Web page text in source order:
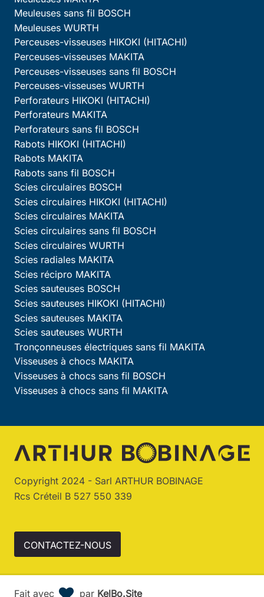
Meuleuses sans fil BOSCH
Meuleuses WURTH
Perceuses-visseuses HIKOKI (HITACHI)
Perceuses-visseuses MAKITA
Perceuses-visseuses sans fil BOSCH
Perceuses-visseuses WURTH
Perforateurs HIKOKI (HITACHI)
Perforateurs MAKITA
Perforateurs sans fil BOSCH
Rabots HIKOKI (HITACHI)
Rabots MAKITA
Rabots sans fil BOSCH
Scies circulaires BOSCH
Scies circulaires HIKOKI (HITACHI)
Scies circulaires MAKITA
Scies circulaires sans fil BOSCH
Scies circulaires WURTH
Scies radiales MAKITA
Scies récipro MAKITA
Scies sauteuses BOSCH
Scies sauteuses HIKOKI (HITACHI)
Scies sauteuses MAKITA
Scies sauteuses WURTH
Tronçonneuses électriques sans fil MAKITA
Visseuses à chocs MAKITA
Visseuses à chocs sans fil BOSCH
Visseuses à chocs sans fil MAKITA
Copyright 2024 - Sarl ARTHUR BOBINAGE
Rcs Créteil B 527 550 339
CONTACTEZ-NOUS
Fait avec par KelBo.Site